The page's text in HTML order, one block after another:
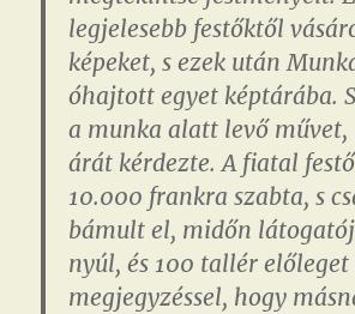
legjelesebb festőktől
képeket, s ezek után
óhajtott egyet képtárába.
a munka alatt levő művet,
árát kérdezte. A fiatal
10.000 frankra szabta, s
bámult el, midőn
nyúl, és 100 tallér előleget
megjegyzéssel, hogy